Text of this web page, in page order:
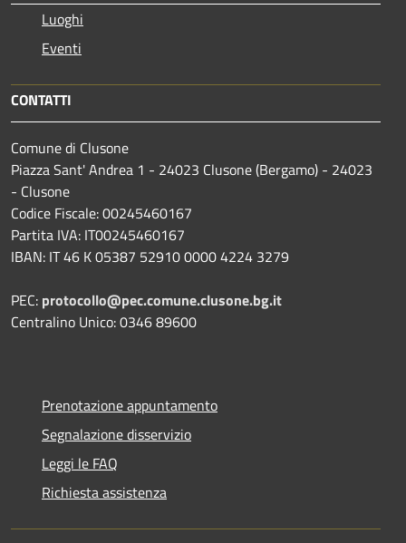
Luoghi
Eventi
CONTATTI
Comune di Clusone
Piazza Sant' Andrea 1 - 24023 Clusone (Bergamo) - 24023
- Clusone
Codice Fiscale: 00245460167
Partita IVA: IT00245460167
IBAN: IT 46 K 05387 52910 0000 4224 3279
PEC: protocollo@pec.comune.clusone.bg.it
Centralino Unico: 0346 89600
Prenotazione appuntamento
Segnalazione disservizio
Leggi le FAQ
Richiesta assistenza